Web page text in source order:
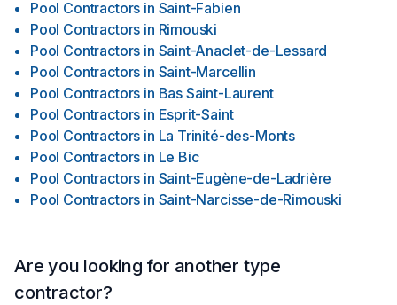
Pool Contractors in Saint-Fabien
Pool Contractors in Rimouski
Pool Contractors in Saint-Anaclet-de-Lessard
Pool Contractors in Saint-Marcellin
Pool Contractors in Bas Saint-Laurent
Pool Contractors in Esprit-Saint
Pool Contractors in La Trinité-des-Monts
Pool Contractors in Le Bic
Pool Contractors in Saint-Eugène-de-Ladrière
Pool Contractors in Saint-Narcisse-de-Rimouski
Are you looking for another type
contractor?